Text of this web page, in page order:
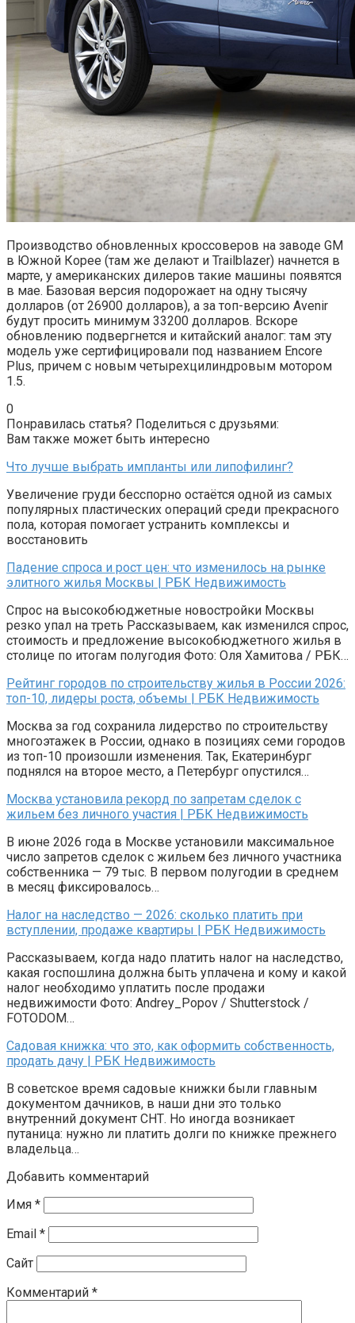
Производство обновленных кроссоверов на заводе GM
в Южной Корее (там же делают и Trailblazer) начнется в
марте, у американских дилеров такие машины появятся
в мае. Базовая версия подорожает на одну тысячу
долларов (от 26900 долларов), а за топ-версию Avenir
будут просить минимум 33200 долларов. Вскоре
обновлению подвергнется и китайский аналог: там эту
модель уже сертифицировали под названием Encore
Plus, причем с новым четырехцилиндровым мотором
1.5.
0
Понравилась статья? Поделиться с друзьями:
Вам также может быть интересно
Что лучше выбрать импланты или липофилинг?
Увеличение груди бесспорно остаётся одной из самых
популярных пластических операций среди прекрасного
пола, которая помогает устранить комплексы и
восстановить
Падение спроса и рост цен: что изменилось на рынке
элитного жилья Москвы | РБК Недвижимость
Спрос на высокобюджетные новостройки Москвы
резко упал на треть Рассказываем, как изменился спрос,
стоимость и предложение высокобюджетного жилья в
столице по итогам полугодия Фото: Оля Хамитова / РБК…
Рейтинг городов по строительству жилья в России 2026:
топ-10, лидеры роста, объемы | РБК Недвижимость
Москва за год сохранила лидерство по строительству
многоэтажек в России, однако в позициях семи городов
из топ-10 произошли изменения. Так, Екатеринбург
поднялся на второе место, а Петербург опустился…
Москва установила рекорд по запретам сделок с
жильем без личного участия | РБК Недвижимость
В июне 2026 года в Москве установили максимальное
число запретов сделок с жильем без личного участника
собственника — 79 тыс. В первом полугодии в среднем
в месяц фиксировалось…
Налог на наследство — 2026: сколько платить при
вступлении, продаже квартиры | РБК Недвижимость
Рассказываем, когда надо платить налог на наследство,
какая госпошлина должна быть уплачена и кому и какой
налог необходимо уплатить после продажи
недвижимости Фото: Andrey_Popov / Shutterstock /
FOTODOM…
Садовая книжка: что это, как оформить собственность,
продать дачу | РБК Недвижимость
В советское время садовые книжки были главным
документом дачников, в наши дни это только
внутренний документ СНТ. Но иногда возникает
путаница: нужно ли платить долги по книжке прежнего
владельца…
Добавить комментарий
Имя *
Email *
Сайт
Комментарий *